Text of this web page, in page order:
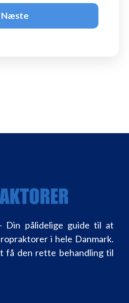
Næste
Din pålidelige guide til at
i hele Danmark.
få den rette behandling til